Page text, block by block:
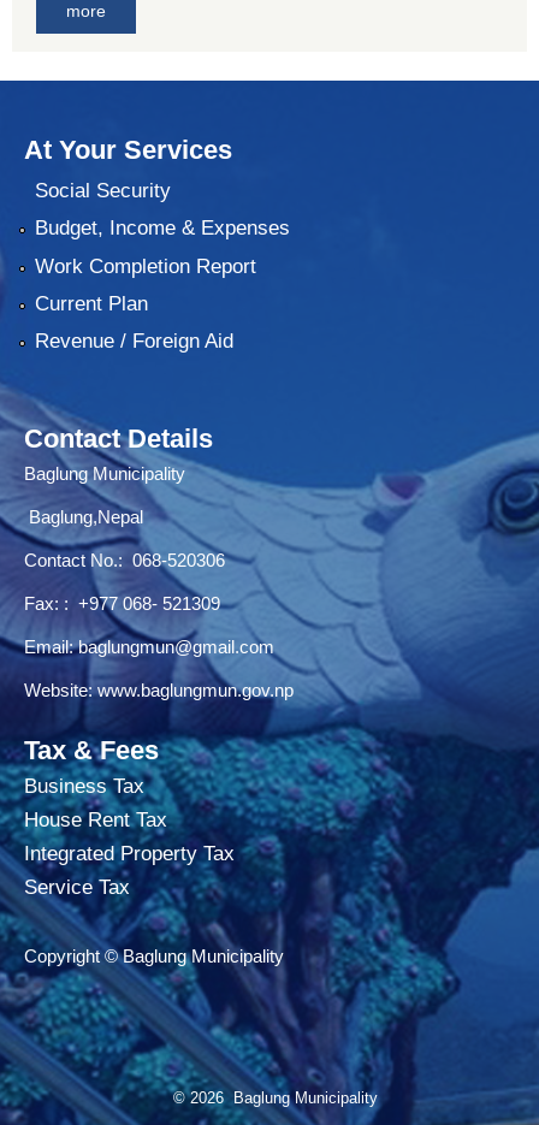
more
At Your Services
Social Security
Budget, Income & Expenses
Work Completion Report
Current Plan
Revenue / Foreign Aid
Contact Details
Baglung Municipality
Baglung,Nepal
Contact No.: 068-520306
Fax: : +977 068- 521309
Email:baglungmun@gmail.com
Website:www.baglungmun.gov.np
Tax & Fees
Business Tax
House Rent Tax
Integrated Property Tax
Service Tax
Copyright © Baglung Municipality
© 2026 Baglung Municipality